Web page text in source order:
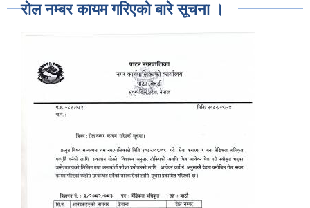
रोल नम्बर कायम गरिएको बारे सूचना ।